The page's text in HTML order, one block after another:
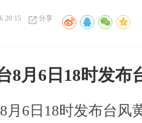
20:15 分享
8月6日18时发布
月6日18时发布台风